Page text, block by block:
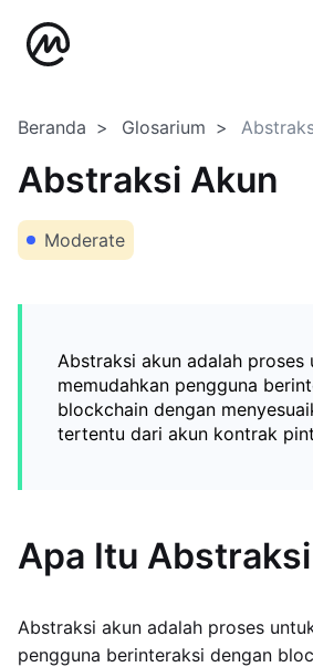
Beranda Glosarium
Abstraksi Akun
Moderate
Abstraksi akun adalah proses
memudahkan pengguna
blockchain dengan
tertentu dari akun kontrak
Apa Itu
Abstraksi akun adalah proses
pengguna berinteraksi dengan